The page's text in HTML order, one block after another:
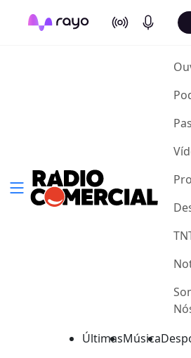
On Air Podcasts
ÚltimasMúsica